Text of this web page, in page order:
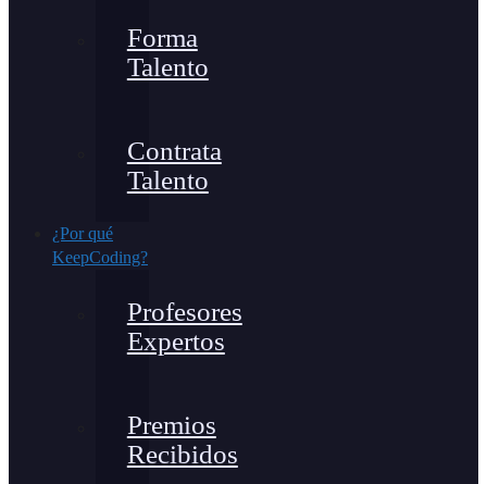
Forma
Talento
Contrata
Talento
¿Por qué
KeepCoding?
Profesores
Expertos
Premios
Recibidos